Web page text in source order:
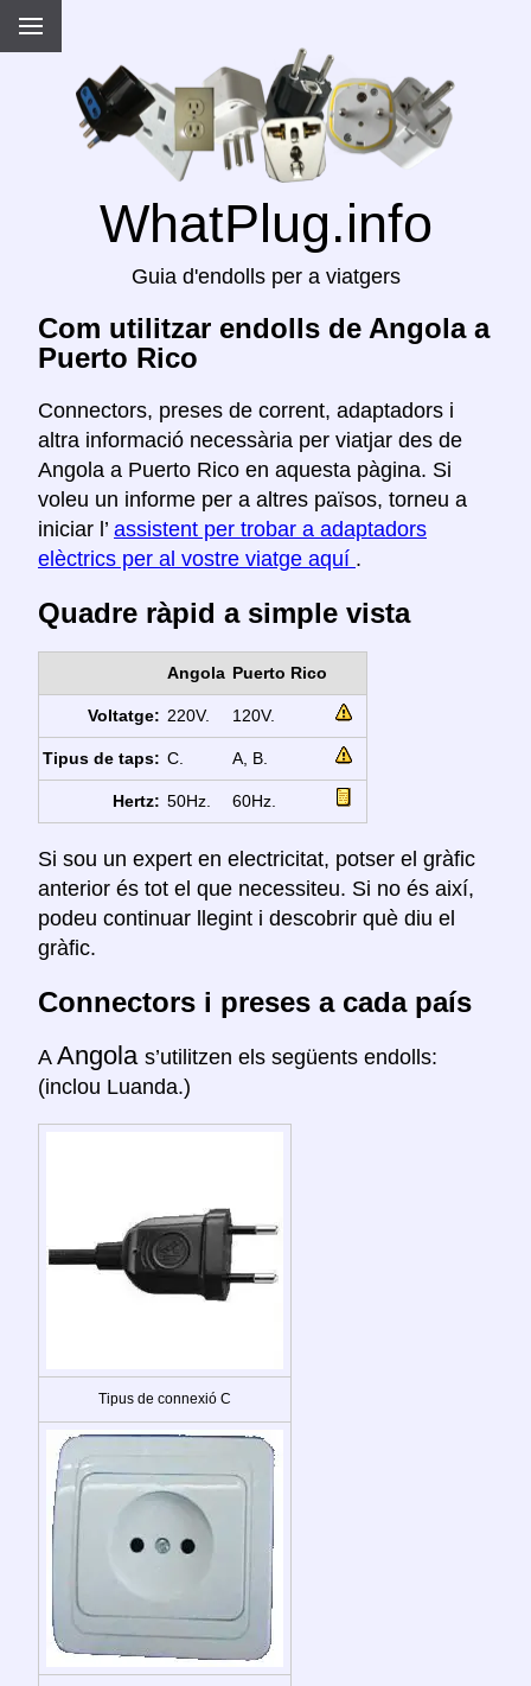
WhatPlug.info
Guia d'endolls per a viatgers
Com utilitzar endolls de Angola a
Puerto Rico
Connectors, preses de corrent, adaptadors i
altra informació necessària per viatjar des de
Angola a Puerto Rico en aquesta pàgina. Si
voleu un informe per a altres països, torneu a
iniciar l’ assistent per trobar a adaptadors
elèctrics per al vostre viatge aquí .
Quadre ràpid a simple vista
Angola Puerto Rico
Voltatge: 220V. 120V.
Tipus de taps: C. A, B.
Hertz: 50Hz. 60Hz.
Si sou un expert en electricitat, potser el gràfic
anterior és tot el que necessiteu. Si no és així,
podeu continuar llegint i descobrir què diu el
gràfic.
Connectors i preses a cada país
A Angola s’utilitzen els següents endolls:
(inclou Luanda.)
Tipus de connexió C